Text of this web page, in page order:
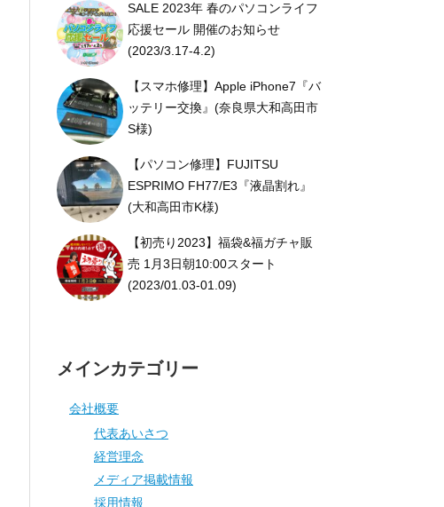
SALE 2023年 春のパソコンライフ
応援セール 開催のお知らせ
(2023/3.17-4.2)
【スマホ修理】Apple iPhone7『バ
ッテリー交換』(奈良県大和高田市
S様)
【パソコン修理】FUJITSU
ESPRIMO FH77/E3『液晶割れ』
(大和高田市K様)
【初売り2023】福袋&福ガチャ販
売 1月3日朝10:00スタート
(2023/01.03-01.09)
メインカテゴリー
会社概要
代表あいさつ
経営理念
メディア掲載情報
採用情報